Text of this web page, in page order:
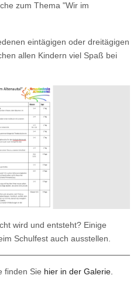
zum Thema "Wir im
eintägigen oder dreitägigen
allen Kindern viel Spaß bei
wird und entsteht? Einige
Schulfest auch ausstellen.
finden Sie hier in der Galerie.